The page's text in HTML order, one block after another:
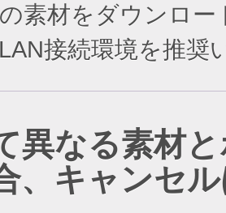
素材をダウンロ
接続環境を推奨
異なる素材
、キャンセ